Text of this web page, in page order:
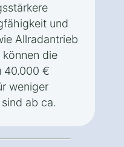
und
Allradantrieb
die
40.000 €
weniger
ab ca.